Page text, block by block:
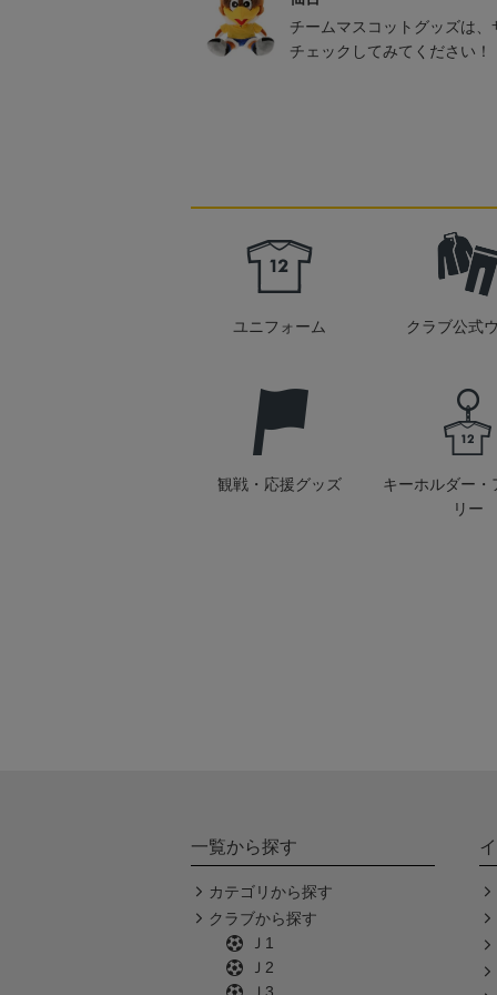
チームマスコットグッズは
チェックしてみてください！
ユニフォーム クラブ公式
観戦・応援グッズ
キーホルダー・
リー
一覧から探す
カテゴリから探す
クラブから探す
Ｊ1
Ｊ2